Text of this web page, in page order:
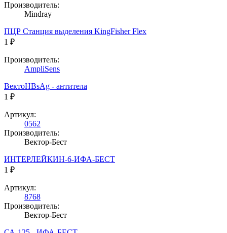
Производитель:
Mindray
ПЦР Станция выделения KingFisher Flex
1 ₽
Производитель:
AmpliSens
BектоHBsAg - антитела
1 ₽
Артикул:
0562
Производитель:
Вектор-Бест
ИНТЕРЛЕЙКИН-6-ИФА-БЕСТ
1 ₽
Артикул:
8768
Производитель:
Вектор-Бест